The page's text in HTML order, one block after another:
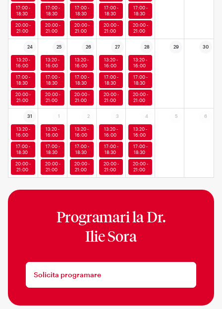
17:00 -
18:30
17:00 -
18:30
17:00 -
18:30
17:00 -
18:30
17:00 -
18:30
20:00 -
21:00
20:00 -
21:00
20:00 -
21:00
20:00 -
21:00
20:00 -
21:00
24 25 26 27 28 29 30
13:20 -
16:00
13:20 -
16:00
13:20 -
16:00
13:20 -
16:00
13:20 -
16:00
17:00 -
18:30
17:00 -
18:30
17:00 -
18:30
17:00 -
18:30
17:00 -
18:30
20:00 -
21:00
20:00 -
21:00
20:00 -
21:00
20:00 -
21:00
20:00 -
21:00
31 1 2 3 4 5 6
13:20 -
16:00
13:20 -
16:00
13:20 -
16:00
13:20 -
16:00
13:20 -
16:00
17:00 -
18:30
17:00 -
18:30
17:00 -
18:30
17:00 -
18:30
17:00 -
18:30
20:00 -
21:00
20:00 -
21:00
20:00 -
21:00
20:00 -
21:00
20:00 -
21:00
Programari laDr.
Ilie Sora
Solicita programare